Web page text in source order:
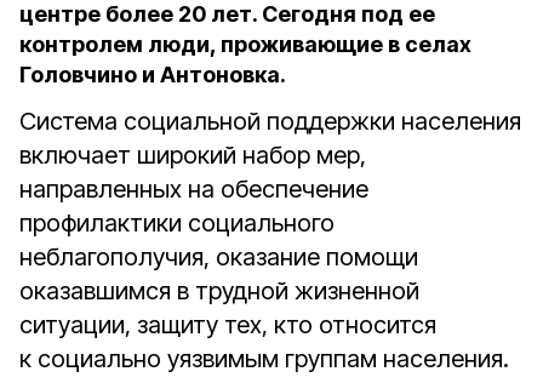
центре более 20 лет. Сегодня под ее
контролем люди, проживающие в селах
Головчино и Антоновка.
Система социальной поддержки населения
включает широкий набор мер,
направленных на обеспечение
профилактики социального
неблагополучия, оказание помощи
оказавшимся в трудной жизненной
ситуации, защиту тех, кто относится
к социально уязвимым группам населения.